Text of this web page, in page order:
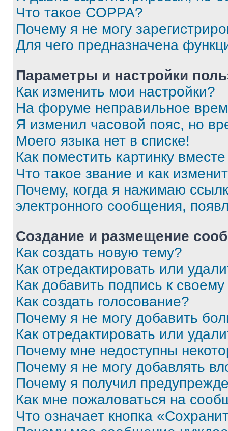
Что такое COPPA?
Почему я не могу
Для чего предназначена
Параметры и настройки
Как изменить мои настройки?
На форуме неправильное
Я изменил часовой пояс, но
Моего языка нет в списке!
Как поместить картинку
Что такое звание и как
Почему, когда я нажимаю
электронного сообщения,
Создание и размещение
Как создать новую тему?
Как отредактировать или
Как добавить подпись к
Как создать голосование?
Почему я не могу добавить
Как отредактировать или
Почему мне недоступны
Почему я не могу добавлять
Почему я получил
Как мне пожаловаться на
Что означает кнопка